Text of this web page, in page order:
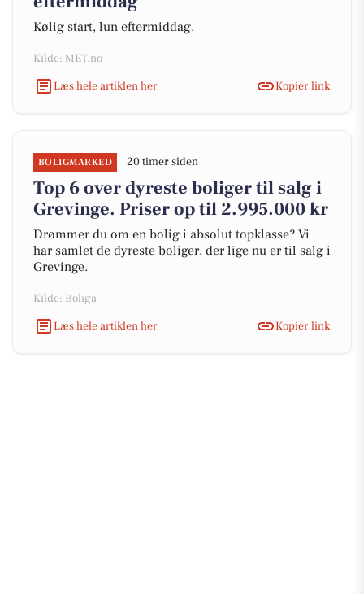
Kølig start, lun eftermiddag.
Kilde: MET.no
Læs hele artiklen her
Kopiér link
BOLIGMARKED 20 timer siden
Top 6 over dyreste boliger til salg i
Grevinge. Priser op til 2.995.000 kr
Drømmer du om en bolig i absolut topklasse? Vi
har samlet de dyreste boliger, der lige nu er til salg i
Grevinge.
Kilde: Boliga
Læs hele artiklen her
Kopiér link